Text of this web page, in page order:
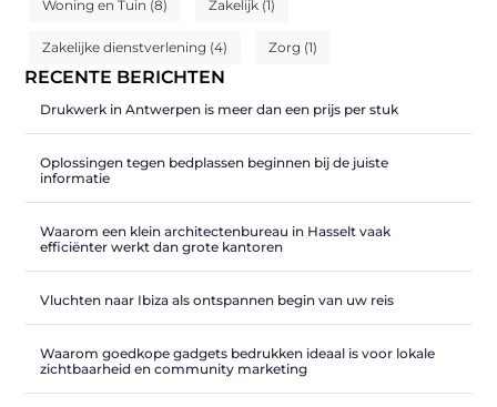
Woning en Tuin (8) Zakelijk (1)
Zakelijke dienstverlening (4) Zorg (1)
RECENTE BERICHTEN
Drukwerk in Antwerpen is meer dan een prijs per stuk
Oplossingen tegen bedplassen beginnen bij de juiste
informatie
Waarom een klein architectenbureau in Hasselt vaak
efficiënter werkt dan grote kantoren
Vluchten naar Ibiza als ontspannen begin van uw reis
Waarom goedkope gadgets bedrukken ideaal is voor lokale
zichtbaarheid en community marketing